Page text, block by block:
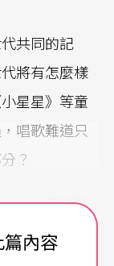
共同的記
將有怎麼樣
星星》等童
唱歌難道只
？
人生所遇到
有點焦慮，
內容